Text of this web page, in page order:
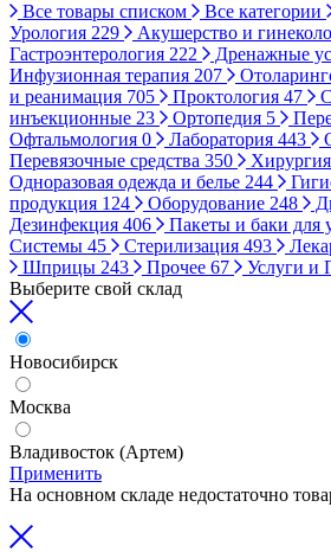
Все товары списком Все категории
Урология 229 Акушерство и
Гастроэнтерология 222 Дренажные
Инфузионная терапия 207
и реанимация 705 Проктология 47
инъекционные 23 Ортопедия 5
Офтальмология 0 Лаборатория 443
Перевязочные средства 350 Хирургия
Одноразовая одежда и белье 244
продукция 124 Оборудование 248
Дезинфекция 406 Пакеты и баки для
Системы 45 Стерилизация 493
Шприцы 243 Прочее 67 Услуги и
Выберите свой склад
Новосибирск
Москва
Владивосток (Артем)
Применить
На основном складе недостаточно